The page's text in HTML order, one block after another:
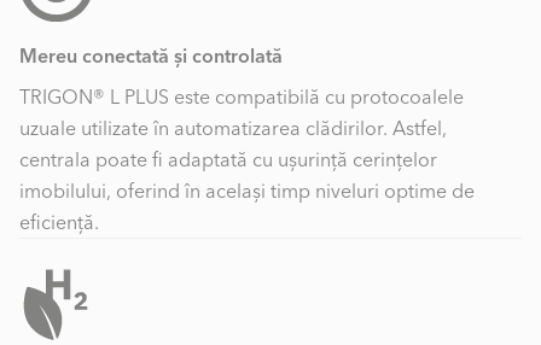
Mereu conectată și controlată
TRIGON® L PLUS este compatibilă cu protocoalele
uzuale utilizate în automatizarea clădirilor. Astfel,
centrala poate fi adaptată cu ușurință cerințelor
imobilului, oferind în același timp niveluri optime de
eficiență.